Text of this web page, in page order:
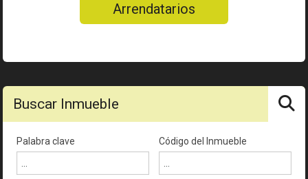
Arrendatarios
Buscar Inmueble
Palabra clave Código del Inmueble